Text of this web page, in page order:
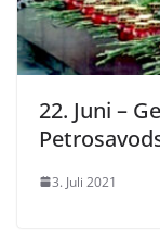
22. Juni –
3. Juli 2021